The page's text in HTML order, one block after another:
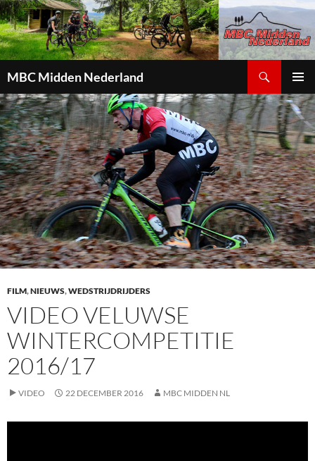
MBC Midden Nederland
MENU
NAAR
DE
INHOUD
FILM,NIEUWS,WEDSTRIJDRIJDERS
VIDEO VELUWSE
WINTERCOMPETITIE
2016/17
VIDEO 22 DECEMBER 2016 MBC MIDDEN NL